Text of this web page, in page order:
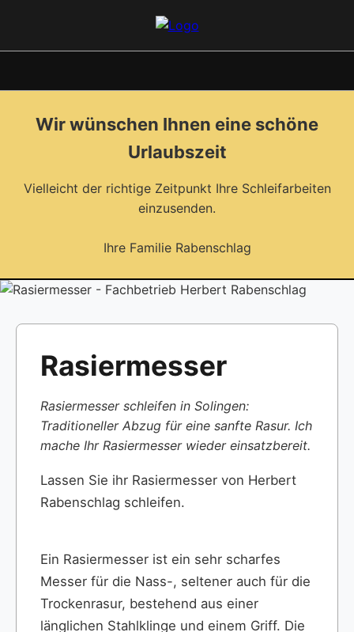
Wir wünschen Ihnen eine schöne
Urlaubszeit
Vielleicht der richtige Zeitpunkt Ihre Schleifarbeiten
einzusenden.
Ihre Familie Rabenschlag
Rasiermesser
Rasiermesser schleifen in Solingen:
Traditioneller Abzug für eine sanfte Rasur. Ich
mache Ihr Rasiermesser wieder einsatzbereit.
Lassen Sie ihr Rasiermesser von Herbert
Rabenschlag schleifen.
Ein Rasiermesser ist ein sehr scharfes
Messer für die Nass-, seltener auch für die
Trockenrasur, bestehend aus einer
länglichen Stahlklinge und einem Griff. Die